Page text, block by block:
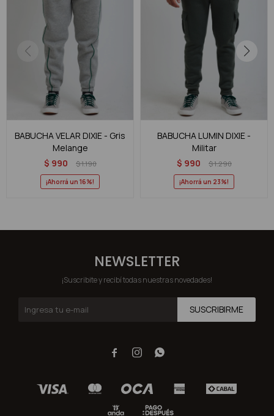
BABUCHA VELAR DIXIE - Gris
Melange
$ 990 $1.190
16
BABUCHA LUMIN DIXIE -
Militar
$ 990 $1.290
23
NEWSLETTER
¡Suscribite y recibí todas nuestras novedades!
SUSCRIBIRME
  